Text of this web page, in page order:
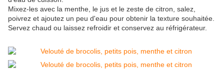
Mixez-les avec la menthe, le jus et le zeste de citron, salez,
poivrez et ajoutez un peu d'eau pour obtenir la texture souhaitée.
Servez chaud ou laissez refroidir et conservez au réfrigérateur.